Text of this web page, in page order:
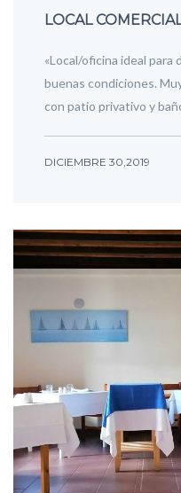
LOCAL
«Local/oficina ideal para
buenas condiciones.
con patio privativo y
DICIEMBRE 30,2019